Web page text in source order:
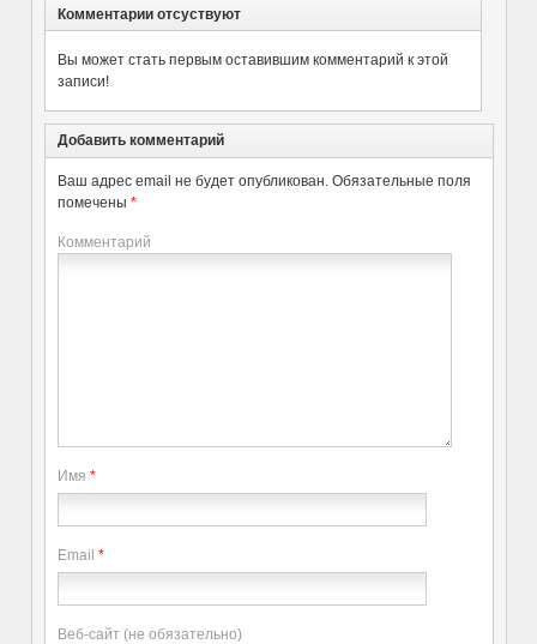
Комментарии отсуствуют
Вы может стать первым оставившим комментарий к этой
записи!
Добавить комментарий
Ваш адрес email не будет опубликован. Обязательные поля
помечены *
Комментарий
Имя *
Email *
Веб-сайт (не обязательно)